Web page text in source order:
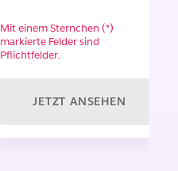
Mit einem Sternchen (*)
markierte Felder sind
Pflichtfelder.
JETZT ANSEHEN